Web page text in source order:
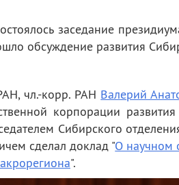
Мероприятия
Публикации
заседание
обсуждение развития
чл.-корр. РАН Валерий
корпорации
Сибирского
сделал доклад "О научном
".